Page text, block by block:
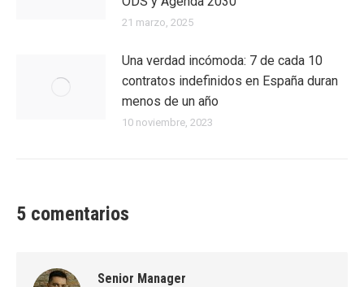
21 marzo, 2025
Una verdad incómoda: 7 de cada 10
contratos indefinidos en España duran
menos de un año
10 noviembre, 2023
5 comentarios
Senior Manager